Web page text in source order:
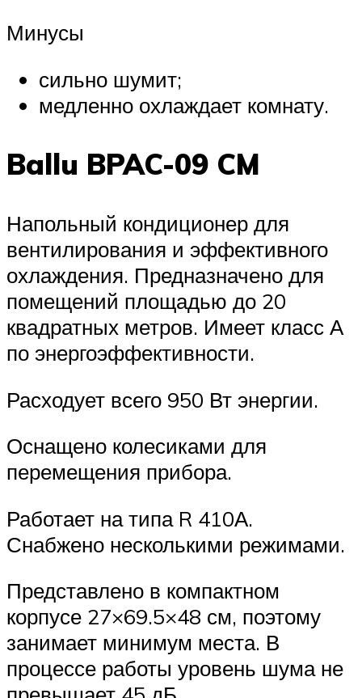
Минусы
сильно шумит;
медленно охлаждает комнату.
Ballu BPAC-09 CM
Напольный кондиционер для
вентилирования и эффективного
охлаждения. Предназначено для
помещений площадью до 20
квадратных метров. Имеет класс А
по энергоэффективности.
Расходует всего 950 Вт энергии.
Оснащено колесиками для
перемещения прибора.
Работает на типа R 410А.
Снабжено несколькими режимами.
Представлено в компактном
корпусе 27×69.5×48 см, поэтому
занимает минимум места. В
процессе работы уровень шума не